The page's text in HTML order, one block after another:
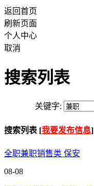
返回首页
刷新页面
个人中心
取消
搜索列表
关键字:
搜索列表 [我要发布信息]
全职兼职销售类 保安
08-08